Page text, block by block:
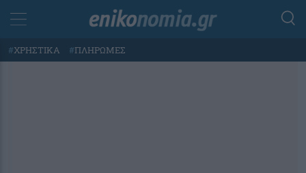
#ΧΡΗΣΤΙΚΑ #ΠΛΗΡΩΜΕΣ